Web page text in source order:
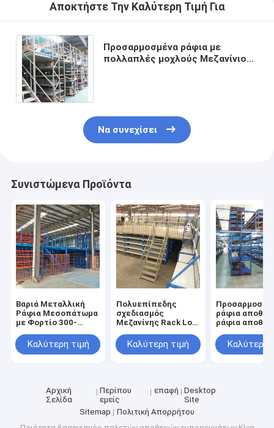
Αποκτήστε Την Καλύτερη Τιμή Για
Προσαρμοσμένα ράφια με
πολλαπλές μοχλούς Μεζανίνιο
Να συνεχίσει
Συνιστώμενα Προϊόντα
Βαριά Μεταλλική
Ράφια Μεσοπάτωμα
με Φορτίο 300-
Προσαρμόσιμη
Αποθήκευση
Καλύτερη τιμή
Πολυεπίπεδης
σχεδιασμός
Μεζανίνης Rack Loft
χάλυβα Μεζανίνης
Αποθήκη Rack
Καλύτερη τιμή
ράφια
ράφια
βαρύ φορτίο
μεζανίνης
Καλύτερη
Αρχική
Σελίδα
Περίπου
εμείς
επαφή
Desktop
Site
Sitemap
Πολιτική Απορρήτου